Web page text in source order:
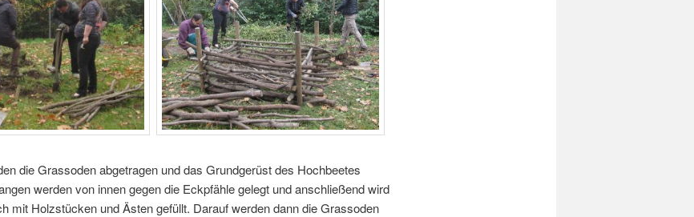
die Grassoden abgetragen und das Grundgerüst des Hochbeetes
werden von innen gegen die Eckpfähle gelegt und anschließend wird
mit Holzstücken und Ästen gefüllt. Darauf werden dann die Grassoden